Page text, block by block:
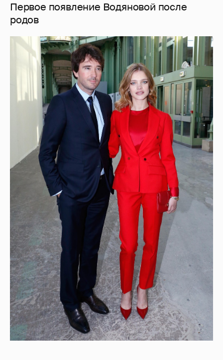
Первое появление Водяновой после
родов